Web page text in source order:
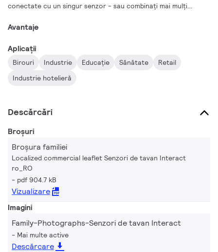
conectate cu un singur senzor - sau combinați mai mulți
zonarea și rezonarea sunt simple și fără fir, oferindu-vă
de energie și adaptabilitate de neegalat pentru orice spațiu.
Avantaje
Aplicații
Birouri Industrie Educaţie Sănătate
Retail
Industrie hotelieră
Descărcări
Broșuri
Broșura familiei
Localized commercial leaflet Senzori de tavan Interact
ro_RO
pdf 904.7 kB
Vizualizare
Imagini
Family-Photographs-Senzori de tavan Interact
Mai multe active
Descărcare